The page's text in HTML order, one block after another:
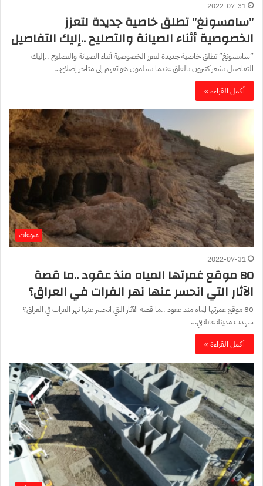
2022-07-31
‏”سامسونغ” تطلق خاصية جديدة لتعزز
الخصوصية أثناء الصيانة والتصليح ..إليك التفاصيل
‏”سامسونغ” تطلق خاصية جديدة لتعزز الخصوصية أثناء الصيانة والتصليح ..إليك
التفاصيل يشعر كثيرون بالقلق عندما يسلمون هواتفهم إلى متاجر إصلاح…
أكمل القراءة »
منوعات
2022-07-31
80 موقع غمرتها المياه منذ عقود ..ما قصة
الآثار التي انحسر عنها نهر الفرات في العراق؟
80 موقع غمرتها المياه منذ عقود ..ما قصة الآثار التي انحسر عنها نهر الفرات في العراق؟
شهدت مدينة عانة في…
أكمل القراءة »